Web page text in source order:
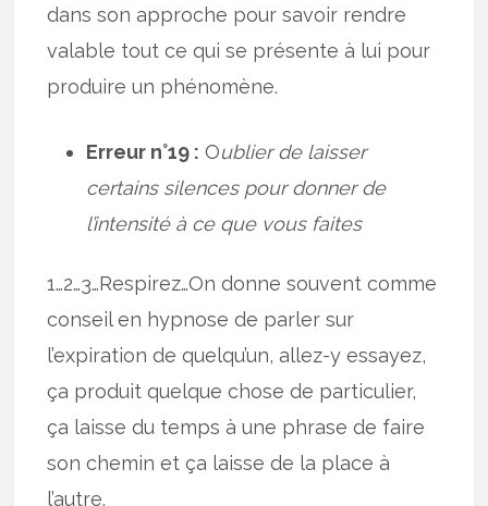
dans son approche pour savoir rendre
valable tout ce qui se présente à lui pour
produire un phénomène.
Erreur n°19 : Oublier de laisser
certains silences pour donner de
l’intensité à ce que vous faites
1…2…3…Respirez…On donne souvent comme
conseil en hypnose de parler sur
l’expiration de quelqu’un, allez-y essayez,
ça produit quelque chose de particulier,
ça laisse du temps à une phrase de faire
son chemin et ça laisse de la place à
l’autre.